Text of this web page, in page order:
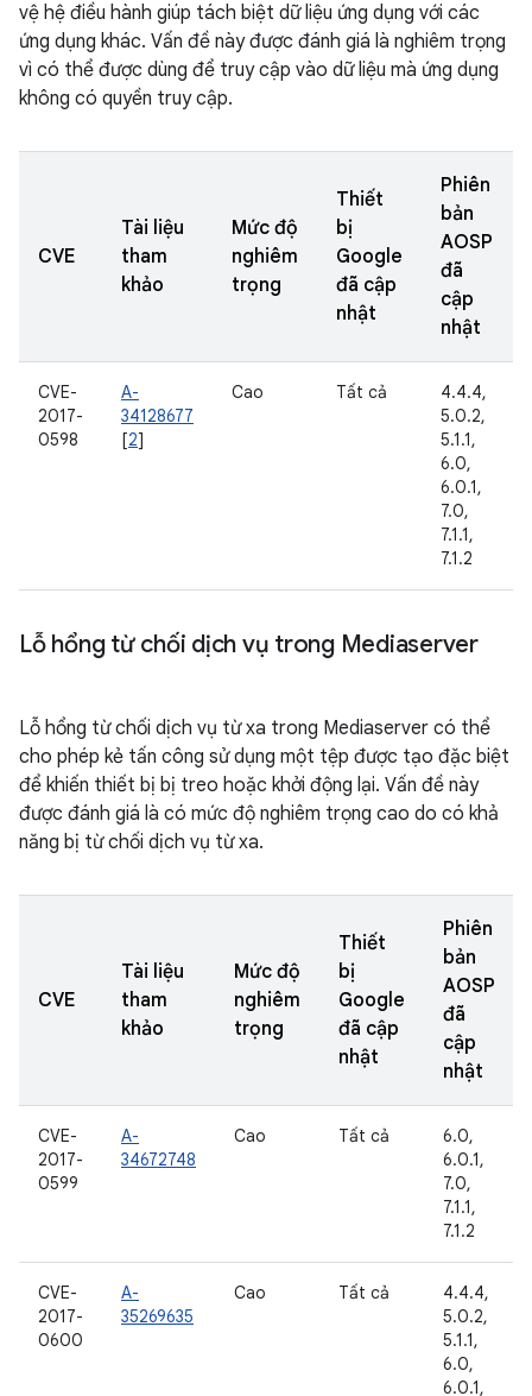
vệ hệ điều hành giúp tách biệt dữ liệu ứng dụng với các
ứng dụng khác. Vấn đề này được đánh giá là nghiêm trọng
vì có thể được dùng để truy cập vào dữ liệu mà ứng dụng
không có quyền truy cập.
CVE
Tài liệu
tham
khảo
Mức độ
nghiêm
trọng
Thiết
bị
Google
đã cập
nhật
Phiên
bản
AOSP
đã
cập
nhật
CVE-
2017-
0598
A-
34128677
[2]
Cao Tất cả
4.4.4,
5.0.2,
5.1.1,
6.0,
6.0.1,
7.0,
7.1.1,
7.1.2
Lỗ hổng từ chối dịch vụ trong Mediaserver
Lỗ hổng từ chối dịch vụ từ xa trong Mediaserver có thể
cho phép kẻ tấn công sử dụng một tệp được tạo đặc biệt
để khiến thiết bị bị treo hoặc khởi động lại. Vấn đề này
được đánh giá là có mức độ nghiêm trọng cao do có khả
năng bị từ chối dịch vụ từ xa.
CVE
Tài liệu
tham
khảo
Mức độ
nghiêm
trọng
Thiết
bị
Google
đã cập
nhật
Phiên
bản
AOSP
đã
cập
nhật
CVE-
2017-
0599
A-
34672748
Cao Tất cả
6.0,
6.0.1,
7.0,
7.1.1,
7.1.2
CVE-
2017-
0600
A-
35269635
Cao Tất cả
4.4.4,
5.0.2,
5.1.1,
6.0,
6.0.1,